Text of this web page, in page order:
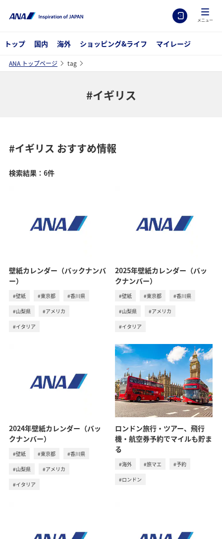
メニュー
トップ 国内 海外 ショッピング&ライフ マイレージ
ANA トップページ tag
#イギリス
#イギリス おすすめ情報
検索結果：6件
壁紙カレンダー（バックナンバ
ー）
#壁紙 #東京都 #香川県
#山梨県 #アメリカ
#イタリア
2025年壁紙カレンダー（バッ
クナンバー）
#壁紙 #東京都 #香川県
#山梨県 #アメリカ
#イタリア
2024年壁紙カレンダー（バッ
クナンバー）
#壁紙 #東京都 #香川県
#山梨県 #アメリカ
#イタリア
ロンドン旅行・ツアー、飛行
機・航空券予約でマイルも貯ま
る
#海外 #旅マエ #予約
#ロンドン